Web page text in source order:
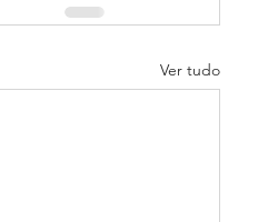
Ver tudo